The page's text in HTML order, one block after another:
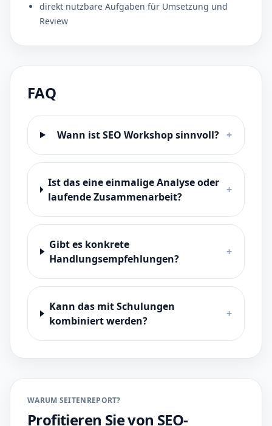
direkt nutzbare Aufgaben für Umsetzung und
Review
FAQ
Wann ist SEO Workshop sinnvoll? +
Ist das eine einmalige Analyse oder
laufende Zusammenarbeit?
+
Gibt es konkrete
Handlungsempfehlungen?
+
Kann das mit Schulungen
kombiniert werden?
+
WARUM SEITENREPORT?
Profitieren Sie von SEO-